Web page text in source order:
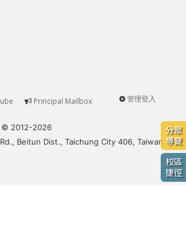
分眾
導覽
校區
捷徑
User
管理登入
Principal Mailbox
© 2012-2026
Beitun Dist., Taichung City 406, Taiwan